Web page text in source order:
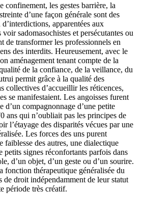
confinement, les gestes barrière, la
d’une façon générale sont des
apparentées aux
sadomasochistes et persécutantes ou
de transformer les professionnels en
des interdits. Heureusement, avec le
aménagement tenant compte de la
de la confiance, de la veillance, du
permit grâce à la qualité des
collectives d’accueillir les réticences,
se manifestaient. Les angoisses furent
d’un compagnonnage d’une petite
ans qui n’oubliait pas les principes de
l’étayage des disparités vécues par une
Les forces des uns purent
faiblesse des autres, une dialectique
signes réconfortants parfois dans
d’un objet, d’un geste ou d’un sourire.
fonction thérapeutique généralisée du
de droit indépendamment de leur statut
période très créatif.